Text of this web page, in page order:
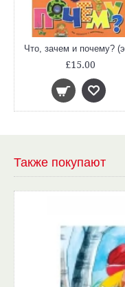
£15.00
Также покупают